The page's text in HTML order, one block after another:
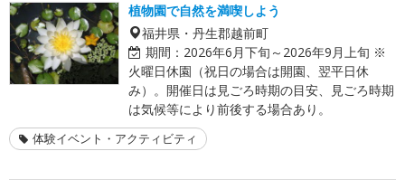
植物園で自然を満喫しよう
福井県・丹生郡越前町
期間： 2026年6月下旬～2026年9月上旬 ※
火曜日休園（祝日の場合は開園、翌平日休
み）。開催日は見ごろ時期の目安、見ごろ時期
は気候等により前後する場合あり。
体験イベント・アクティビティ